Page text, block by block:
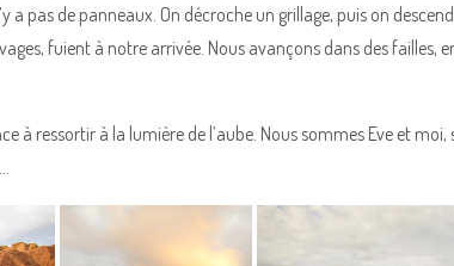
a pas de panneaux. On décroche un grillage, puis on
fuient à notre arrivée. Nous avançons dans des failles,
à ressortir à la lumière de l’aube. Nous sommes Eve et